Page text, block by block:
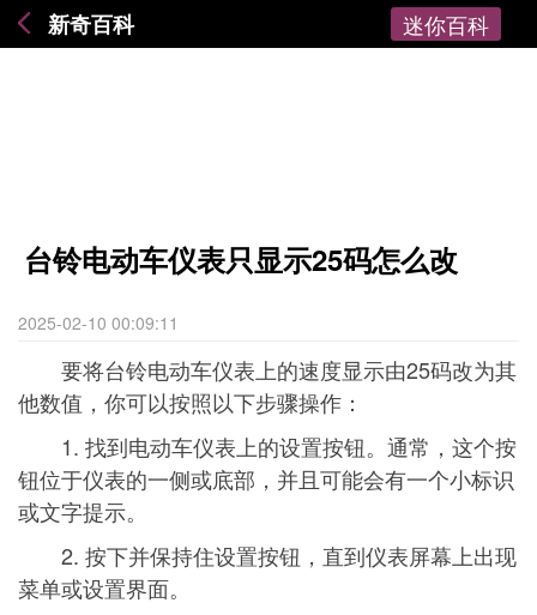
新奇百科 迷你百科
台铃电动车仪表只显示25码怎么改
2025-02-10 00:09:11
要将台铃电动车仪表上的速度显示由25码改为其
他数值，你可以按照以下步骤操作：
1. 找到电动车仪表上的设置按钮。通常，这个按
钮位于仪表的一侧或底部，并且可能会有一个小标识
或文字提示。
2. 按下并保持住设置按钮，直到仪表屏幕上出现
菜单或设置界面。